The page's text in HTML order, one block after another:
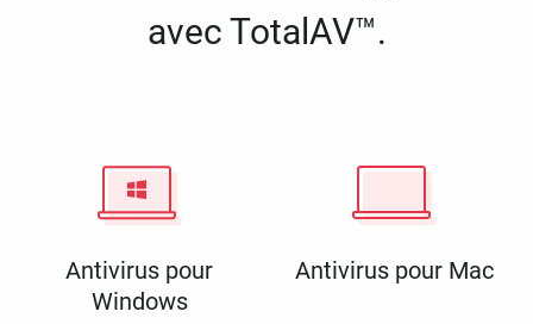
avec TotalAV™.
Antivirus pour
Windows
Antivirus pour Mac